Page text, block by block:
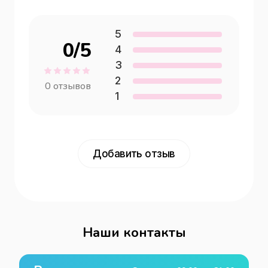
0/5
0 отзывов
5
4
3
2
1
Добавить отзыв
Наши контакты